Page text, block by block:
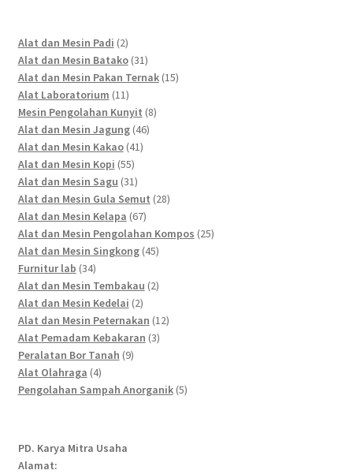
Alat dan Mesin Padi 22
products
Alat dan Mesin Batako 3131
products
Alat dan Mesin Pakan Ternak 1515
Alat Laboratorium 1111
products
Mesin Pengolahan Kunyit 88
Alat dan Mesin Jagung 4646
Alat dan Mesin Kakao 4141
Alat dan Mesin Kopi 5555
products
Alat dan Mesin Sagu 3131
products
Alat dan Mesin Gula Semut 2828
Alat dan Mesin Kelapa 6767
products
Alat dan Mesin Pengolahan Kompos 2525
Alat dan Mesin Singkong 4545
Furnitur lab 3434
products
Alat dan Mesin Tembakau 22
Alat dan Mesin Kedelai 22
products
Alat dan Mesin Peternakan 1212
Alat Pemadam Kebakaran 33
Peralatan Bor Tanah 99
Alat Olahraga 44
products
Pengolahan Sampah Anorganik 55
PD. Karya Mitra Usaha
Alamat: